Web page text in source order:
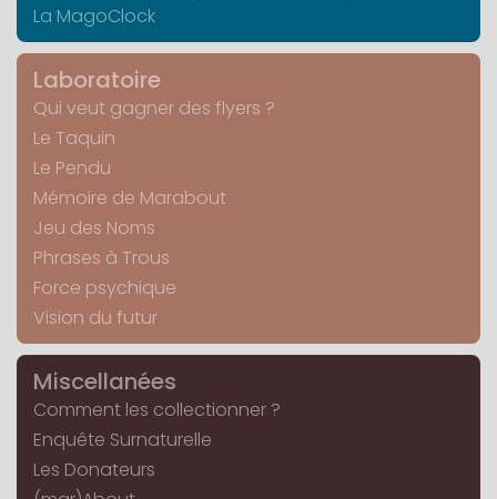
La MagoClock
Laboratoire
Qui veut gagner des flyers ?
Le Taquin
Le Pendu
Mémoire de Marabout
Jeu des Noms
Phrases à Trous
Force psychique
Vision du futur
Miscellanées
Comment les collectionner ?
Enquête Surnaturelle
Les Donateurs